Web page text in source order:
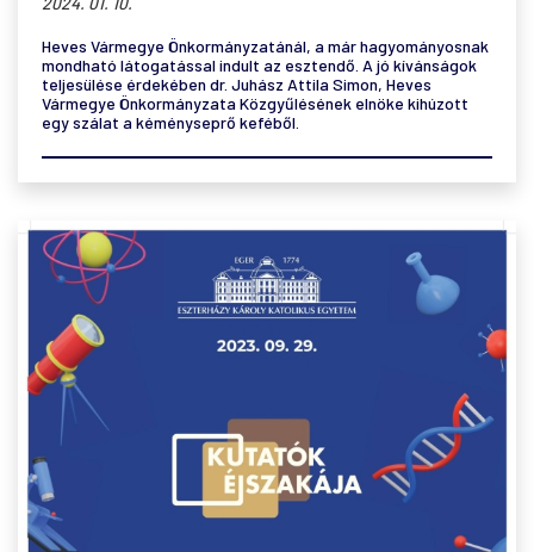
Heves Vármegye Önkormányzatánál, a már hagyományosnak
mondható látogatással indult az esztendő. A jó kívánságok
teljesülése érdekében dr. Juhász Attila Simon, Heves
Vármegye Önkormányzata Közgyűlésének elnöke kihúzott
egy szálat a kéményseprő keféből.